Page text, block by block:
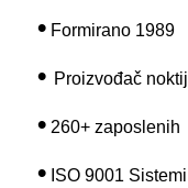
• Formirano 1989
• Proizvođač
• 260+ zaposlenih
• ISO 9001